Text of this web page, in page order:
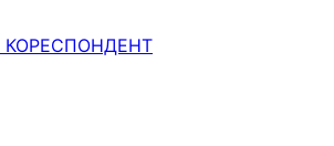
КОРЕСПОНДЕНТ